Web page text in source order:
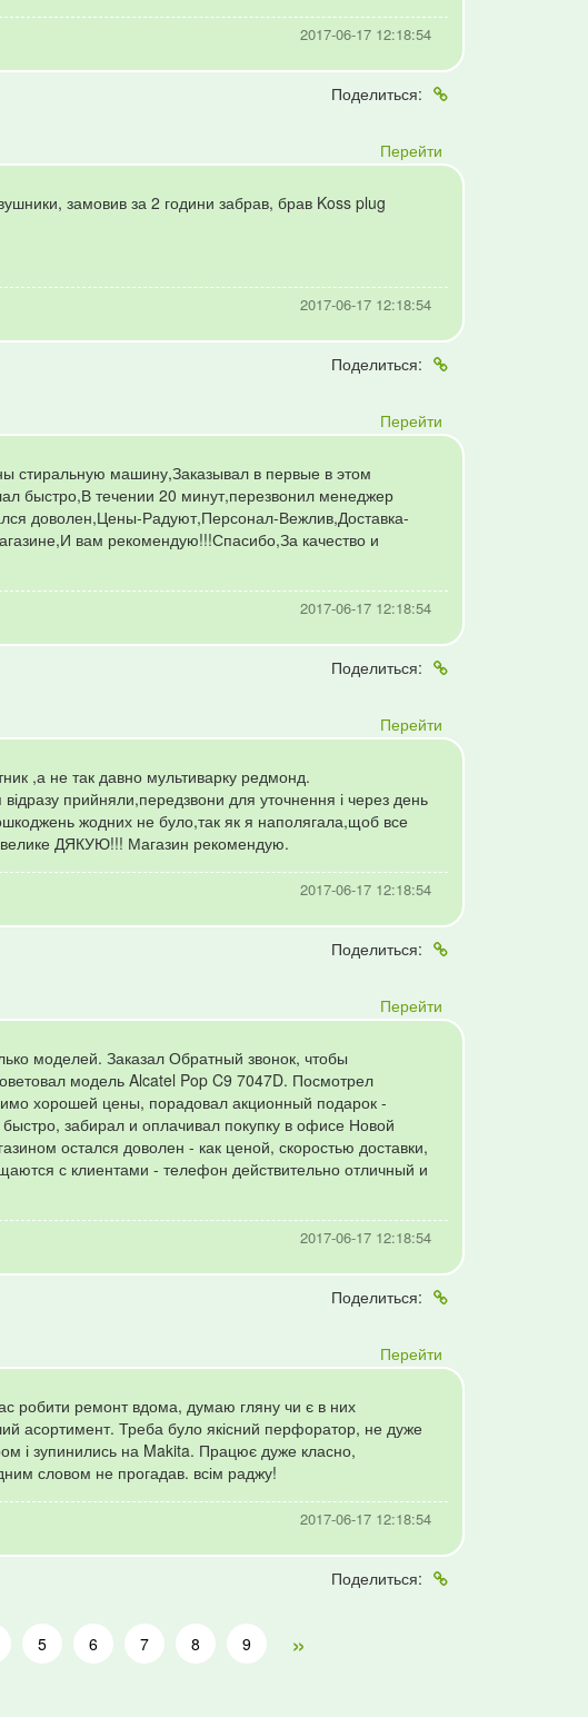
2017-06-17 12:18:54
Поделиться:
Перейти
замовив за 2 години забрав, брав Koss plug
2017-06-17 12:18:54
Поделиться:
Перейти
стиральную машину,Заказывал в первые в этом
быстро,В течении 20 минут,перезвонил менеджер
доволен,Цены-Радуют,Персонал-Вежлив,Доставка-
вам рекомендую!!!Спасибо,За качество и
2017-06-17 12:18:54
Поделиться:
Перейти
,а не так давно мультиварку редмонд.
прийняли,передзвони для уточнення і через день
жодних не було,так як я наполягала,щоб все
ДЯКУЮ!!! Магазин рекомендую.
2017-06-17 12:18:54
Поделиться:
Перейти
моделей. Заказал Обратный звонок, чтобы
модель Alcatel Pop C9 7047D. Посмотрел
хорошей цены, порадовал акционный подарок -
забирал и оплачивал покупку в офисе Новой
остался доволен - как ценой, скоростью доставки,
с клиентами - телефон действительно отличный и
2017-06-17 12:18:54
Поделиться:
Перейти
робити ремонт вдома, думаю гляну чи є в них
асортимент. Треба було якісний перфоратор, не дуже
і зупинились на Makita. Працює дуже класно,
словом не прогадав. всім раджу!
2017-06-17 12:18:54
Поделиться:
5 6 7 8 9 »